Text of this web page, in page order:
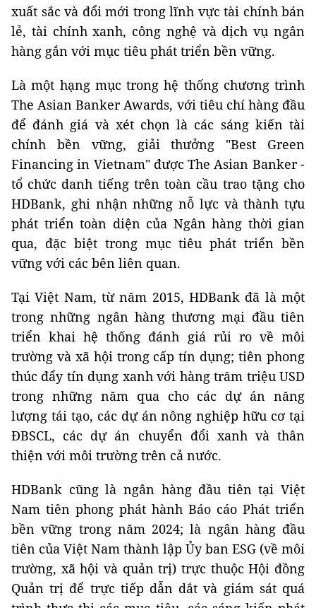
xuất sắc và đổi mới trong lĩnh vực tài chính bán
lẻ, tài chính xanh, công nghệ và dịch vụ ngân
hàng gắn với mục tiêu phát triển bền vững.
Là một hạng mục trong hệ thống chương trình
The Asian Banker Awards, với tiêu chí hàng đầu
để đánh giá và xét chọn là các sáng kiến tài
chính bền vững, giải thưởng "Best Green
Financing in Vietnam" được The Asian Banker -
tổ chức danh tiếng trên toàn cầu trao tặng cho
HDBank, ghi nhận những nỗ lực và thành tựu
phát triển toàn diện của Ngân hàng thời gian
qua, đặc biệt trong mục tiêu phát triển bền
vững với các bên liên quan.
Tại Việt Nam, từ năm 2015, HDBank đã là một
trong những ngân hàng thương mại đầu tiên
triển khai hệ thống đánh giá rủi ro về môi
trường và xã hội trong cấp tín dụng; tiên phong
thúc đẩy tín dụng xanh với hàng trăm triệu USD
trong những năm qua cho các dự án năng
lượng tái tạo, các dự án nông nghiệp hữu cơ tại
ĐBSCL, các dự án chuyển đổi xanh và thân
thiện với môi trường trên cả nước.
HDBank cũng là ngân hàng đầu tiên tại Việt
Nam tiên phong phát hành Báo cáo Phát triển
bền vững trong năm 2024; là ngân hàng đầu
tiên của Việt Nam thành lập Ủy ban ESG (về môi
trường, xã hội và quản trị) trực thuộc Hội đồng
Quản trị để trực tiếp dẫn dắt và giám sát quá